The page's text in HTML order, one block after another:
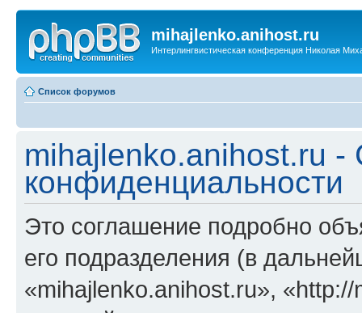
mihajlenko.anihost.ru
Интерлингвистическая конференция Николая
Список форумов
mihajlenko.anihost.ru -
конфиденциальности
Это соглашение подробно
его подразделения (в
«mihajlenko.anihost.ru»,